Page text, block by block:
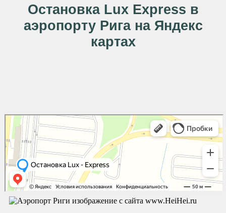
Остановка Lux Express в
аэропорту Рига на Яндекс
картах